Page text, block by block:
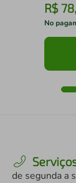
R$ 78,
No
de segunda a